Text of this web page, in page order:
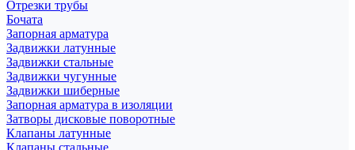
Отрезки трубы
Бочата
Запорная арматура
Задвижки латунные
Задвижки стальные
Задвижки чугунные
Задвижки шиберные
Запорная арматура в изоляции
Затворы дисковые поворотные
Клапаны латунные
Клапаны стальные